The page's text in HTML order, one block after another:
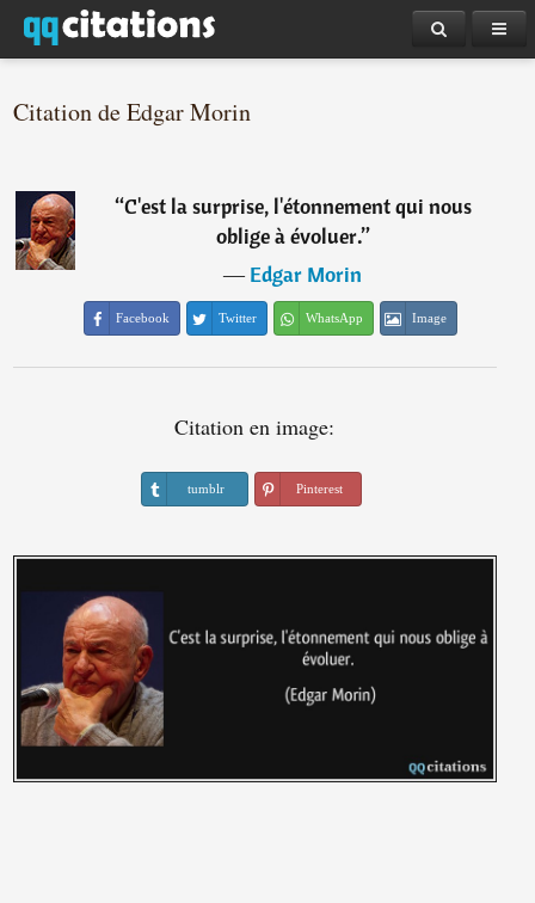
Citation de Edgar Morin
“C'est la surprise, l'étonnement qui nous
oblige à évoluer.”
―Edgar Morin
Facebook Twitter WhatsApp Image
Citation en image:
tumblr Pinterest